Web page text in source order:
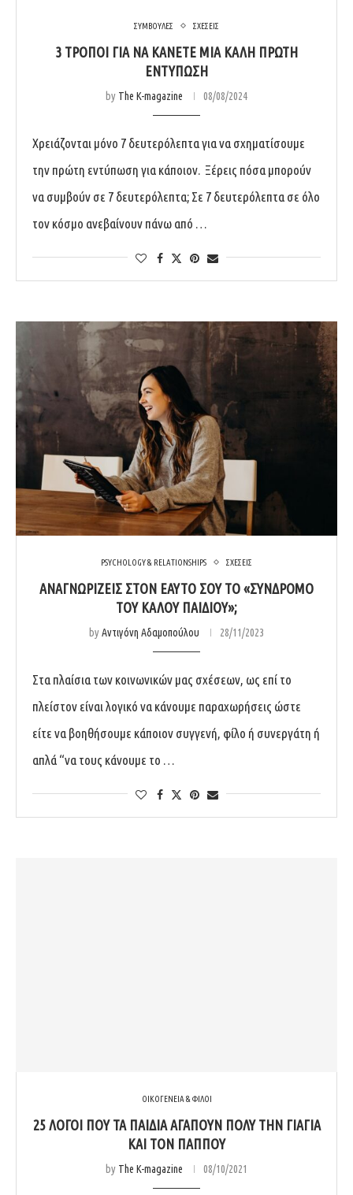
ΣΥΜΒΟΥΛΕΣ ΣΧΕΣΕΙΣ
3 ΤΡΟΠΟΙ ΓΙΑ ΝΑ ΚΑΝΕΤΕ ΜΙΑ ΚΑΛΗ ΠΡΩΤΗ
ΕΝΤΥΠΩΣΗ
by The K-magazine 08/08/2024
Χρειάζονται μόνο 7 δευτερόλεπτα για να σχηματίσουμε
την πρώτη εντύπωση για κάποιον. Ξέρεις πόσα μπορούν
να συμβούν σε 7 δευτερόλεπτα; Σε 7 δευτερόλεπτα σε όλο
τον κόσμο ανεβαίνουν πάνω από …
PSYCHOLOGY & RELATIONSHIPS ΣΧΕΣΕΙΣ
ΑΝΑΓΝΩΡΙΖΕΙΣ ΣΤΟΝ ΕΑΥΤΟ ΣΟΥ ΤΟ «ΣΥΝΔΡΟΜΟ
ΤΟΥ ΚΑΛΟΥ ΠΑΙΔΙΟΥ»;
byΑντιγόνη Αδαμοπούλου 28/11/2023
Στα πλαίσια των κοινωνικών μας σχέσεων, ως επί το
πλείστον είναι λογικό να κάνουμε παραχωρήσεις ώστε
είτε να βοηθήσουμε κάποιον συγγενή, φίλο ή συνεργάτη ή
απλά “να τους κάνουμε το …
ΟΙΚΟΓΕΝΕΙΑ & ΦΙΛΟΙ
25 ΛΌΓΟΙ ΠΟΥ ΤΑ ΠΑΙΔΙΆ ΑΓΑΠΟΎΝ ΠΟΛΎ ΤΗΝ ΓΙΑΓΙΆ
ΚΑΙ ΤΟΝ ΠΑΠΠΟΎ
by The K-magazine 08/10/2021